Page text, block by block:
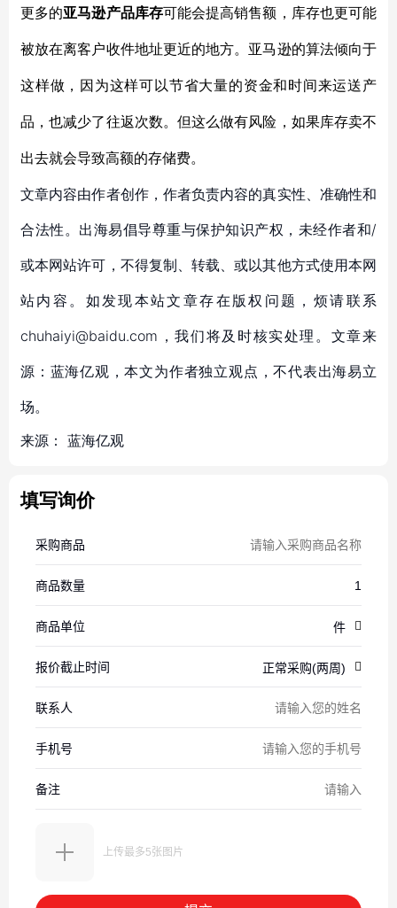
更多的亚马逊产品库存可能会提高销售额，库存也更可能
被放在离客户收件地址更近的地方。亚马逊的算法倾向于
这样做，因为这样可以节省大量的资金和时间来运送产
品 ，也减少了往返次数。 但这么做有风险，如果库存卖不
出去就会导致高额的存储费。
文章内容由作者创作，作者负责内容的真实性、准确性和
合法性。出海易倡导尊重与保护知识产权，未经作者和/
或本网站许可，不得复制、转载、或以其他方式使用本网
站内容。如发现本站文章存在版权问题，烦请联系
chuhaiyi@baidu.com，我们将及时核实处理。文章来
源：蓝海亿观，本文为作者独立观点，不代表出海易立
场。
来源： 蓝海亿观
填写询价